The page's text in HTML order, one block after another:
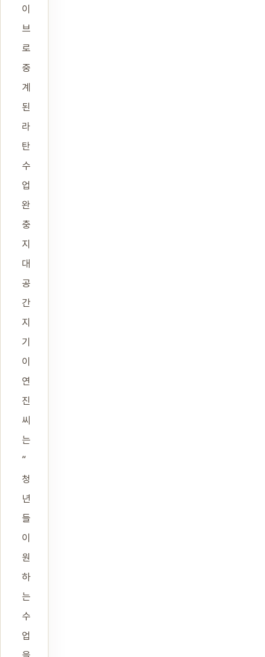
이
브
로
중
계
된
라
탄
수
업
완
충
지
대
공
간
지
기
이
연
진
씨
는
“
청
년
들
이
원
하
는
수
업